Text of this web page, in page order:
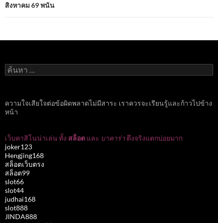
สิงหาคม 69 พนัน
ค้นหา
สำหรับ:
ความใจเสียใจต่อข้อผิดพลาดไม่มีสาระ เราควรจะเรียนรู้และก้าวไปข้าง
หน้า
เว็บคาสิโนน่าเล่น ทั้ง สล็อต และ บาคาร่า ตึงจริงแตกบ่อยมาก
joker123
Hengjing168
สล็อตเว็บตรง
สล็อต99
slot66
slot44
judhai168
slot888
JINDA888